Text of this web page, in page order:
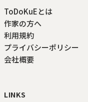
ToDoKuEとは
作家の方へ
利用規約
プライバシーポリシー
会社概要
LINKS